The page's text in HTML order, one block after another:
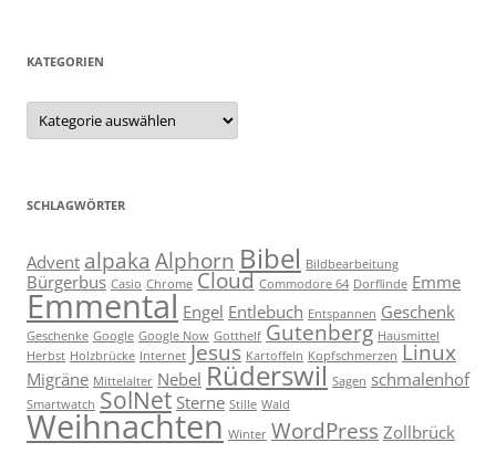
KATEGORIEN
Kategorien
SCHLAGWÖRTER
Advent alpaka Alphorn Bibel Bildbearbeitung
Bürgerbus Casio Chrome Cloud Commodore 64 Dorflinde Emme
Emmental Engel Entlebuch Entspannen Geschenk
Geschenke Google Google Now Gotthelf Gutenberg Hausmittel
Herbst Holzbrücke Internet Jesus Kartoffeln Kopfschmerzen Linux
Migräne Mittelalter Nebel Rüderswil Sagen schmalenhof
Smartwatch SolNet Sterne Stille Wald
Weihnachten Winter WordPress Zollbrück